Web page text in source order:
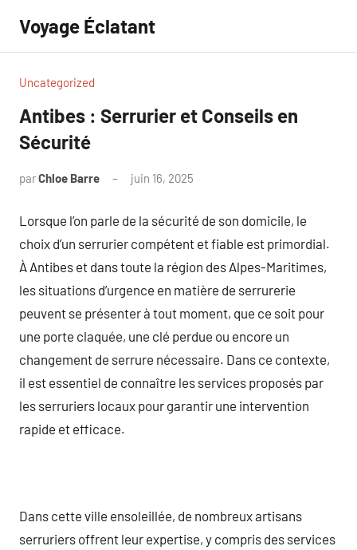
contenu
Voyage Éclatant
Uncategorized
Antibes : Serrurier et Conseils en
Sécurité
parChloe Barre juin 16, 2025
Lorsque l’on parle de la sécurité de son domicile, le
choix d’un serrurier compétent et fiable est primordial.
À Antibes et dans toute la région des Alpes-Maritimes,
les situations d’urgence en matière de serrurerie
peuvent se présenter à tout moment, que ce soit pour
une porte claquée, une clé perdue ou encore un
changement de serrure nécessaire. Dans ce contexte,
il est essentiel de connaître les services proposés par
les serruriers locaux pour garantir une intervention
rapide et efficace.
Dans cette ville ensoleillée, de nombreux artisans
serruriers offrent leur expertise, y compris des services